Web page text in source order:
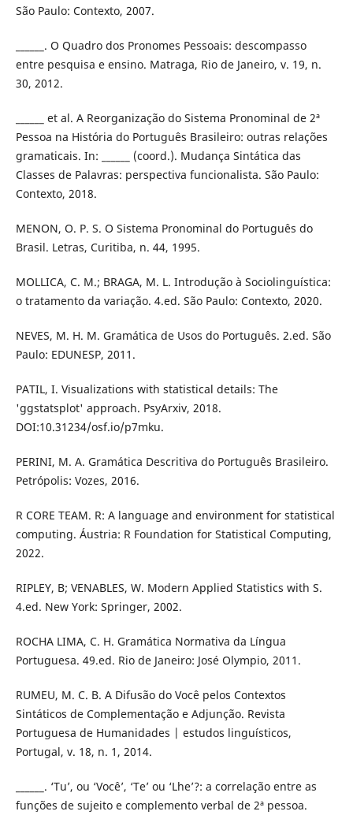
São Paulo: Contexto, 2007.
______. O Quadro dos Pronomes Pessoais: descompasso
entre pesquisa e ensino. Matraga, Rio de Janeiro, v. 19, n.
30, 2012.
______ et al. A Reorganização do Sistema Pronominal de 2ª
Pessoa na História do Português Brasileiro: outras relações
gramaticais. In: ______ (coord.). Mudança Sintática das
Classes de Palavras: perspectiva funcionalista. São Paulo:
Contexto, 2018.
MENON, O. P. S. O Sistema Pronominal do Português do
Brasil. Letras, Curitiba, n. 44, 1995.
MOLLICA, C. M.; BRAGA, M. L. Introdução à Sociolinguística:
o tratamento da variação. 4.ed. São Paulo: Contexto, 2020.
NEVES, M. H. M. Gramática de Usos do Português. 2.ed. São
Paulo: EDUNESP, 2011.
PATIL, I. Visualizations with statistical details: The
'ggstatsplot' approach. PsyArxiv, 2018.
DOI:10.31234/osf.io/p7mku.
PERINI, M. A. Gramática Descritiva do Português Brasileiro.
Petrópolis: Vozes, 2016.
R CORE TEAM. R: A language and environment for statistical
computing. Áustria: R Foundation for Statistical Computing,
2022.
RIPLEY, B; VENABLES, W. Modern Applied Statistics with S.
4.ed. New York: Springer, 2002.
ROCHA LIMA, C. H. Gramática Normativa da Língua
Portuguesa. 49.ed. Rio de Janeiro: José Olympio, 2011.
RUMEU, M. C. B. A Difusão do Você pelos Contextos
Sintáticos de Complementação e Adjunção. Revista
Portuguesa de Humanidades | estudos linguísticos,
Portugal, v. 18, n. 1, 2014.
______. ‘Tu’, ou ‘Você’, ‘Te’ ou ‘Lhe’?: a correlação entre as
funções de sujeito e complemento verbal de 2ª pessoa.